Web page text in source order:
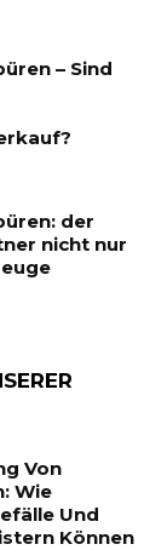
– Sind
der
nicht nur
Von
Wie
Und
Können